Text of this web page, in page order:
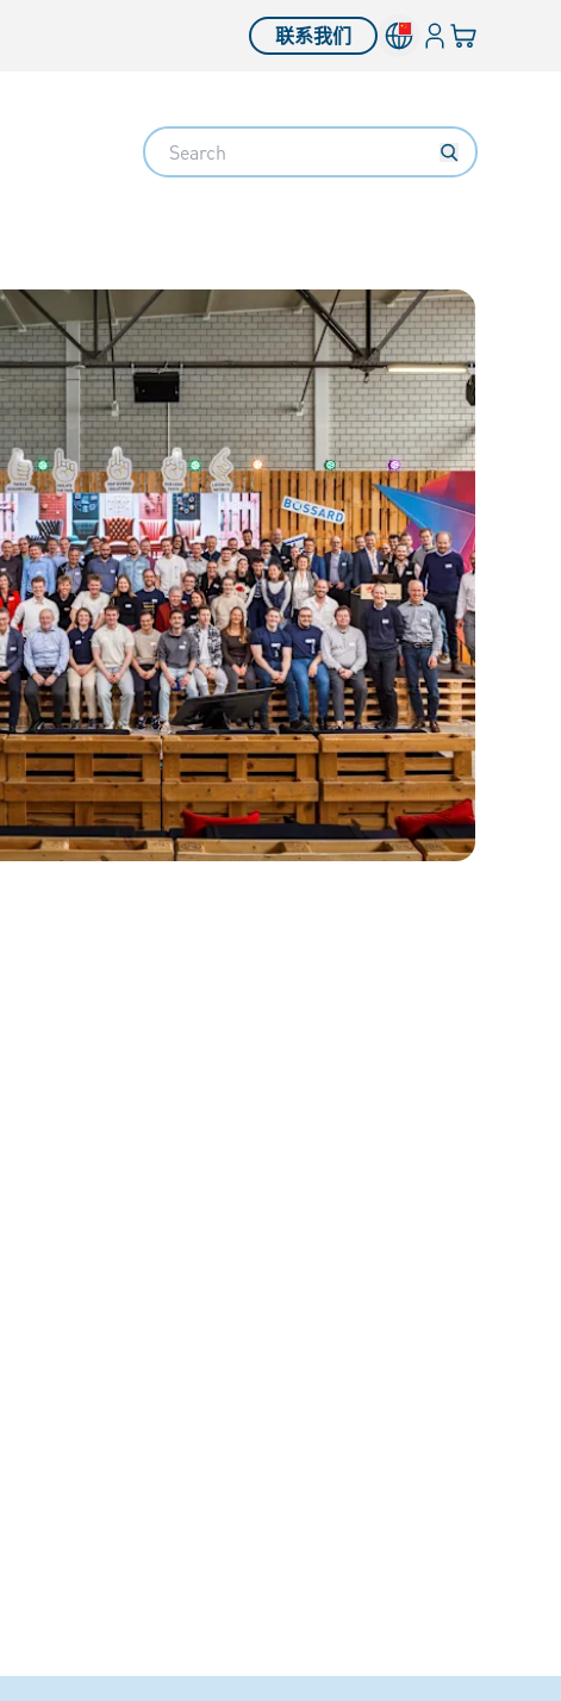
联系我们 登入您的购物车
Search